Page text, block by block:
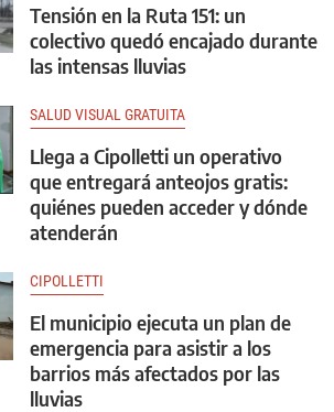
Tensión en la Ruta 151: un
colectivo quedó encajado durante
las intensas lluvias
SALUD VISUAL GRATUITA
Llega a Cipolletti un operativo
que entregará anteojos gratis:
quiénes pueden acceder y dónde
atenderán
CIPOLLETTI
El municipio ejecuta un plan de
emergencia para asistir a los
barrios más afectados por las
lluvias